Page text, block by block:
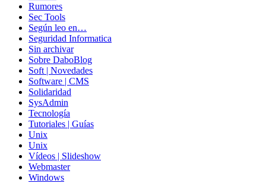
Rumores
Sec Tools
Según leo en…
Seguridad Informatica
Sin archivar
Sobre DaboBlog
Soft | Novedades
Software | CMS
Solidaridad
SysAdmin
Tecnología
Tutoriales | Guías
Unix
Unix
Vídeos | Slideshow
Webmaster
Windows